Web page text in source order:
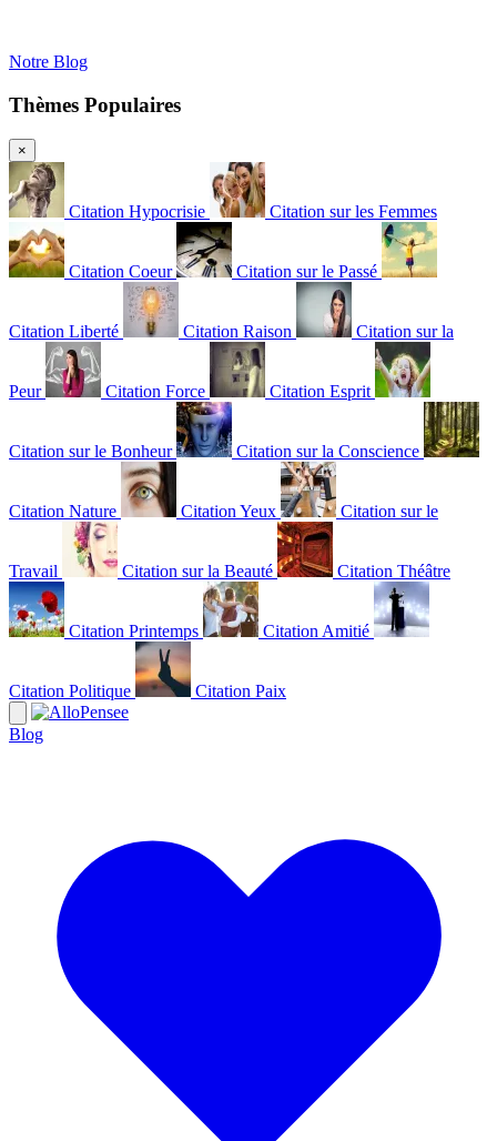
Notre Blog
Thèmes Populaires
×
Citation Hypocrisie Citation sur les Femmes
Citation Coeur Citation sur le Passé
Citation Liberté Citation Raison Citation sur la
Peur Citation Force Citation Esprit
Citation sur le Bonheur Citation sur la Conscience
Citation Nature Citation Yeux Citation sur le
Travail Citation sur la Beauté Citation Théâtre
Citation Printemps Citation Amitié
Citation Politique Citation Paix
Blog